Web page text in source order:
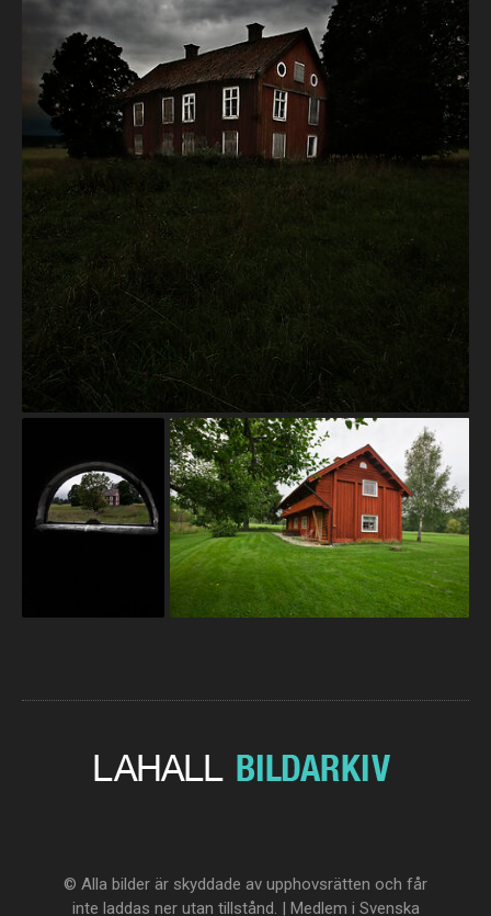
© Alla bilder är skyddade av upphovsrätten och får
inte laddas ner utan tillstånd. | Medlem i Svenska